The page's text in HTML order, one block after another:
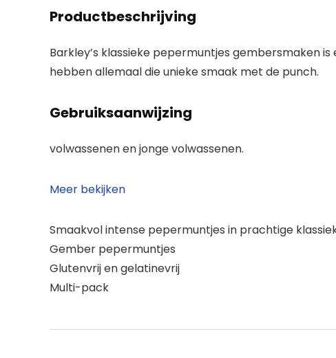
Productbeschrijving
Barkley’s klassieke pepermuntjes gembersmaken
hebben allemaal die unieke smaak met de punch.
Gebruiksaanwijzing
volwassenen en jonge volwassenen.
Meer bekijken
Smaakvol intense pepermuntjes in prachtige
Gember pepermuntjes
Glutenvrij en gelatinevrij
Multi-pack